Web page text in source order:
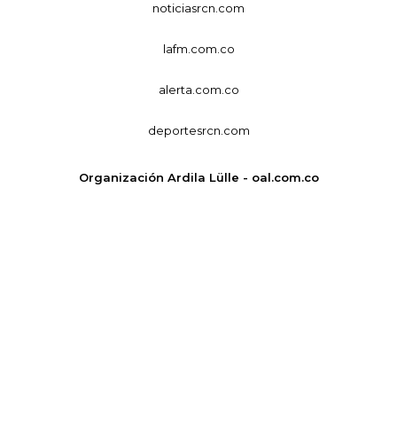
noticiasrcn.com
lafm.com.co
alerta.com.co
deportesrcn.com
Organización Ardila Lülle - oal.com.co